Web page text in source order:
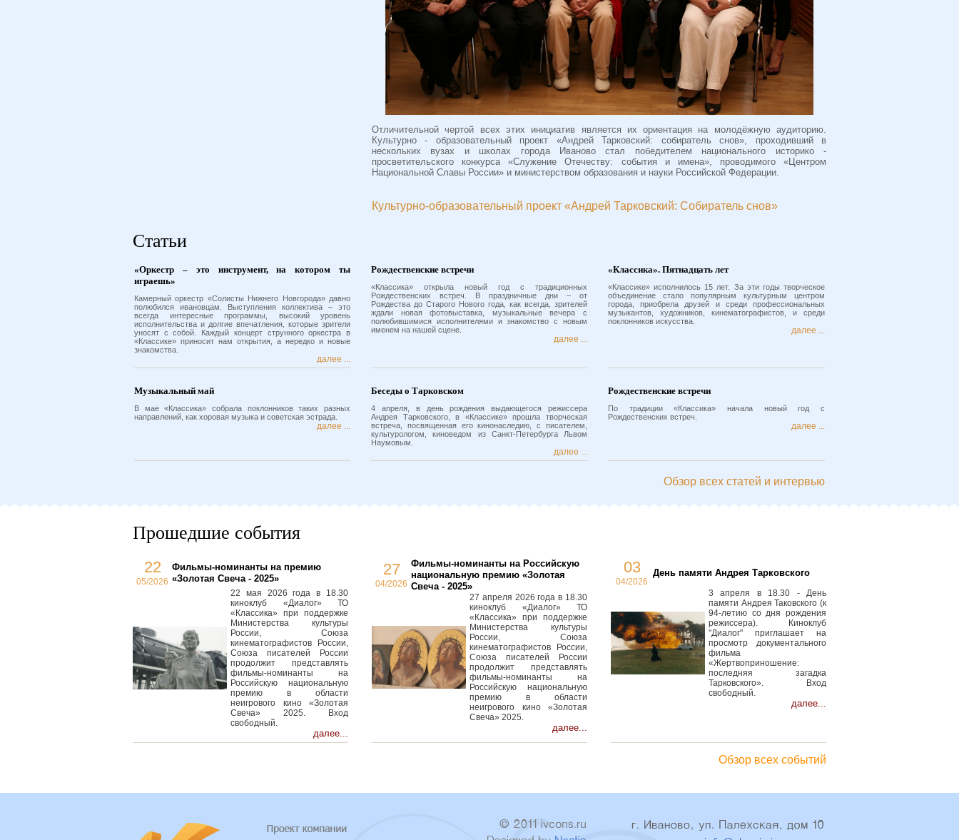
Отличительной чертой всех этих инициатив является их ориентация на молодёжную аудиторию.
Культурно - образовательный проект «Андрей Тарковский: собиратель снов», проходивший в
нескольких вузах и школах города Иваново стал победителем национального историко -
просветительского конкурса «Служение Отечеству: события и имена», проводимого «Центром
Национальной Славы России» и министерством образования и науки Российской Федерации.
Культурно-образовательный проект «Андрей Тарковский: Собиратель снов»
Статьи
«Оркестр – это инструмент, на котором ты
играешь»
Камерный оркестр «Солисты Нижнего Новгорода» давно
полюбился ивановцам. Выступления коллектива – это
всегда интересные программы, высокий уровень
исполнительства и долгие впечатления, которые зрители
уносят с собой. Каждый концерт струнного оркестра в
«Классике» приносит нам открытия, а нередко и новые
знакомства.
далее ...
Рождественские встречи
«Классика» открыла новый год с традиционных
Рождественских встреч. В праздничные дни – от
Рождества до Старого Нового года, как всегда, зрителей
ждали новая фотовыставка, музыкальные вечера с
полюбившимися исполнителями и знакомство с новым
именем на нашей сцене.
далее ...
«Классика». Пятнадцать лет
«Классике» исполнилось 15 лет. За эти годы творческое
объединение стало популярным культурным центром
города, приобрела друзей и среди профессиональных
музыкантов, художников, кинематографистов, и среди
поклонников искусства.
далее ...
Музыкальный май
В мае «Классика» собрала поклонников таких разных
направлений, как хоровая музыка и советская эстрада.
далее ...
Беседы о Тарковском
4 апреля, в день рождения выдающегося режиссера
Андрея Тарковского, в «Классике» прошла творческая
встреча, посвященная его кинонаследию, с писателем,
культурологом, киноведом из Санкт-Петербурга Львом
Наумовым.
далее ...
Рождественские встречи
По традиции «Классика» начала новый год с
Рождественских встреч.
далее ...
Обзор всех статей и интервью
Прошедшие события
22
05/2026
Фильмы-номинанты на премию
«Золотая Свеча - 2025»
22 мая 2026 года в 18.30
киноклуб «Диалог» ТО
«Классика» при поддержке
Министерства культуры
России, Союза
кинематографистов России,
Союза писателей России
продолжит представлять
фильмы-номинанты на
Российскую национальную
премию в области
неигрового кино «Золотая
Свеча» 2025. Вход
свободный.
далее...
27
04/2026
Фильмы-номинанты на Российскую
национальную премию «Золотая
Свеча - 2025»
27 апреля 2026 года в 18.30
киноклуб «Диалог» ТО
«Классика» при поддержке
Министерства культуры
России, Союза
кинематографистов России,
Союза писателей России
продолжит представлять
фильмы-номинанты на
Российскую национальную
премию в области
неигрового кино «Золотая
Свеча» 2025.
далее...
03
04/2026
День памяти Андрея Тарковского
3 апреля в 18.30 - День
памяти Андрея Таковского (к
94-летию со дня рождения
режиссера). Киноклуб
"Диалог" приглашает на
просмотр документального
фильма
«Жертвоприношение:
последняя загадка
Тарковского». Вход
свободный.
далее...
Обзор всех событий